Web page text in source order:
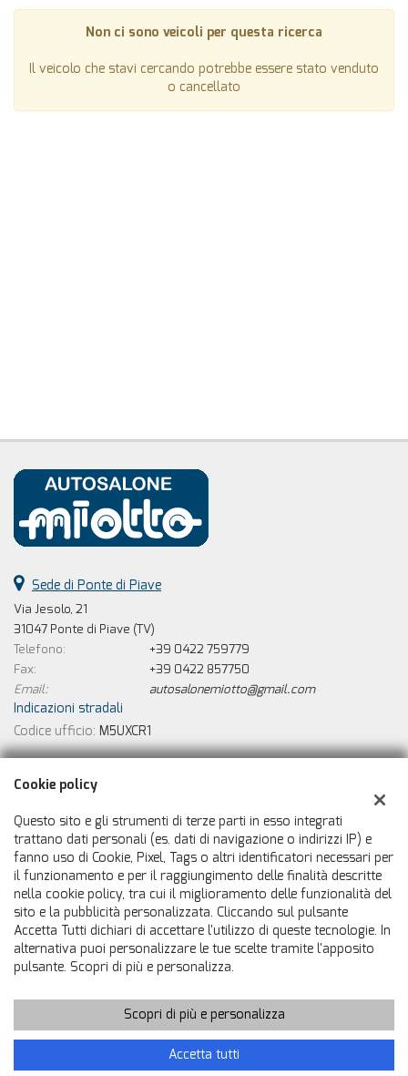
Non ci sono veicoli per questa ricerca
Il veicolo che stavi cercando potrebbe essere stato venduto
o cancellato
Sede di Ponte di Piave
Via Jesolo, 21
31047 Ponte di Piave (TV)
Telefono:
+39 0422 759779
Fax:
+39 0422 857750
Email:
autosalonemiotto@gmail.com
Indicazioni stradali
Codice ufficio: M5UXCR1
Dati fiscali:
Autosalone Miotto
Via Jesolo, 21, Ponte di Piave (TV)
C.F/P.IVA: 01199580265
Registro delle imprese:TV
Copyright © 2026 GestionaleAuto.com S.r.l., Tutti i diritti riservati
-Leggi l'informativa sulla privacy-Cookie Policy
GestionaleAuto.com
Cookie policy
Questo sito e gli strumenti di terze parti in esso integrati
trattano dati personali (es. dati di navigazione o indirizzi IP) e
fanno uso di Cookie, Pixel, Tags o altri identificatori necessari per
il funzionamento e per il raggiungimento delle finalità descritte
nella cookie policy, tra cui il miglioramento delle funzionalità del
sito e la pubblicità personalizzata. Cliccando sul pulsante
Accetta Tutti dichiari di accettare l'utilizzo di queste tecnologie. In
alternativa puoi personalizzare le tue scelte tramite l'apposito
pulsante. Scopri di più e personalizza.
Scopri di più e personalizza
Accetta tutti